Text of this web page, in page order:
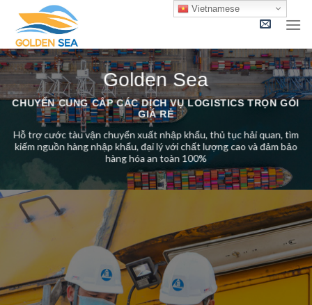
content
Golden Sea
CHUYỂN CUNG CẤP CÁC DỊCH VỤ LOGISTICS TRỌN GÓI
GIÁ RẺ
Hỗ trợ cước tàu vận chuyển xuất nhập khẩu, thủ tục hải quan, tìm
kiếm nguồn hàng nhập khẩu, đại lý với chất lượng cao và đảm bảo
hàng hóa an toàn 100%
Vietnamese